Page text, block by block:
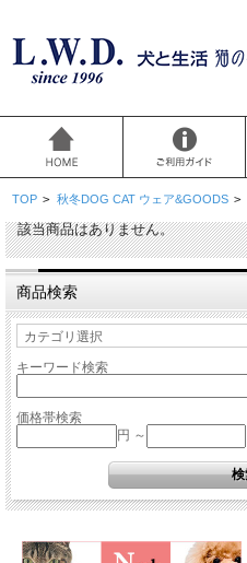
TOP > 秋冬DOG CAT ウェア&GOODS >
該当商品はありません。
商品検索
キーワード検索
価格帯検索
円 ～